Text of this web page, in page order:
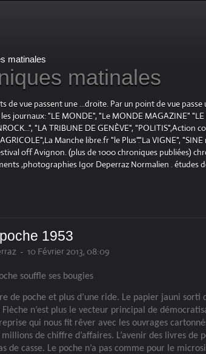
matinales
de vue passent une ...droite. Par un point de vue
journaux: "LE MONDE", "Le MONDE MAGAZINE"
"LA TRIBUNE DE GENÈVE",
Manche libre.fr "le Plus"."La VIGNE",
off Avignon. (plus de 1000 chroniques publiées)
,photographies Igor Deperraz Normalien . études
1953
- 10 Février 2013, 08:09
souffle ses bougies
de poche et plus d’une ride. Le papier jauni
Flèche n’est plus le vecteur principal de
qui nous fit rêver avec les ouvrages
de chiffre d’affaires. L’avenir des livres de
de casse. Le poche n’a pas comme pour le